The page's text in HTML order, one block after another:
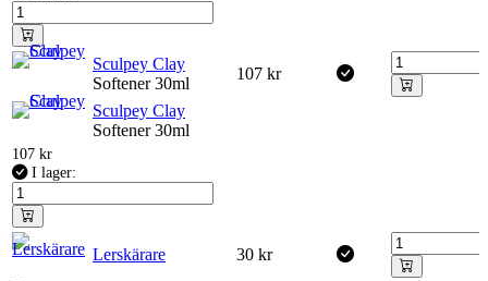
Sculpey Clay
Softener 30ml
107 kr
Sculpey Clay
Softener 30ml
107 kr
I lager:
Lerskärare 30 kr